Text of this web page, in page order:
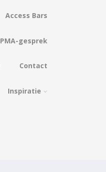
Access Bars
PMA-gesprek
Contact
Inspiratie